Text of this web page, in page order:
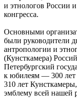
и этнологов России
конгресса.
Основными
были руководители
антропологии и
(Кунсткамера)
Петербургский
к юбилеям — 300 лет
310 лет
эмблему всей нашей